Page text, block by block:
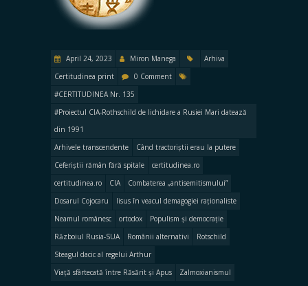
April 24, 2023 Miron Manega
Arhiva
Certitudinea print
0 Comment
#CERTITUDINEA Nr. 135
#Proiectul CIA-Rothschild de lichidare a Rusiei Mari datează
din 1991
Arhivele transcendente
Când tractoriștii erau la putere
Ceferiștii rămân fără spitale
certitudinea.ro
certitudinea.ro
CIA
Combaterea „antisemitismului”
Dosarul Cojocaru
Iisus în veacul demagogiei raționaliste
Neamul românesc
ortodox
Populism și democrație
Războiul Rusia-SUA
Românii alternativi
Rotschild
Steagul dacic al regelui Arthur
Viață sfârtecată între Răsărit și Apus
Zalmoxianismul